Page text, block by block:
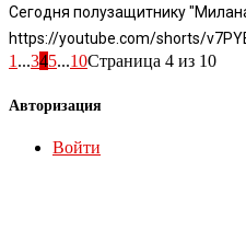
Сегодня полузащитнику
https://youtube.com/shorts/
1...345...10Страница 4 из 10
Авторизация
Войти